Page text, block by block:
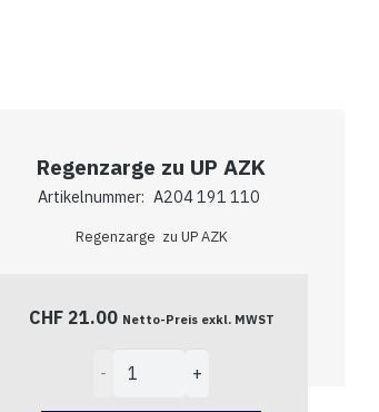
Regenzarge zu UP AZK
Artikelnummer: A204 191 110
Regenzarge zu UP AZK
CHF21.00 Netto-Preis exkl. MWST
Regenzarge